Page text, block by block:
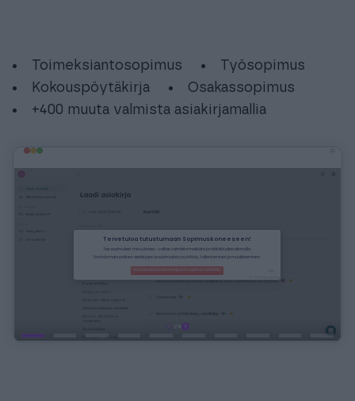
Toimeksiantosopimus
Työsopimus
Kokouspöytäkirja
Osakassopimus
+400 muuta valmista asiakirjamallia